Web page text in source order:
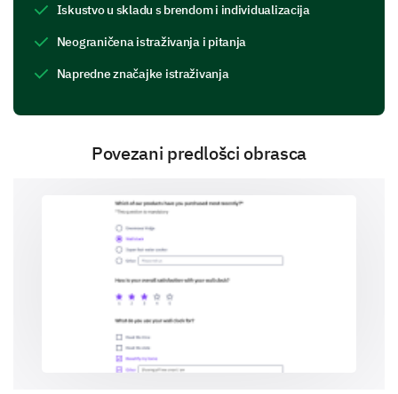
personal or professional objectives.
If the event didn't meet your expectations,
Iskustvo u skladu s brendom i individualizacija
Neograničena istraživanja i pitanja
Napredne značajke istraživanja
Povezani predlošci obrasca